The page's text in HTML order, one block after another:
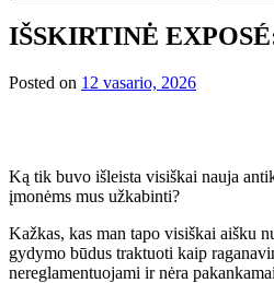
IŠSKIRTINĖ
Posted on 12 vasario, 2026
Ką tik buvo išleista visiškai nauja
įmonėms mus užkabinti?
Kažkas, kas man tapo visiškai aišku
gydymo būdus traktuoti kaip
nereglamentuojami ir nėra